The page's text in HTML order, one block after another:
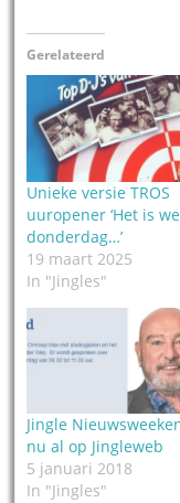
Gerelateerd
Unieke versie TROS
uuropener ‘Het is
donderdag…’
19 maart 2025
In "Jingles"
Jingle
nu al op Jingleweb
5 januari 2018
In "Jingles"